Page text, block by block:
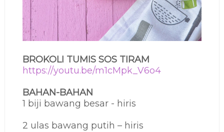
BROKOLI TUMIS SOS TIRAM
https://youtu.be/m1cMpk_V6o4
BAHAN-BAHAN
1 biji bawang besar - hiris
2 ulas bawang putih – hiris